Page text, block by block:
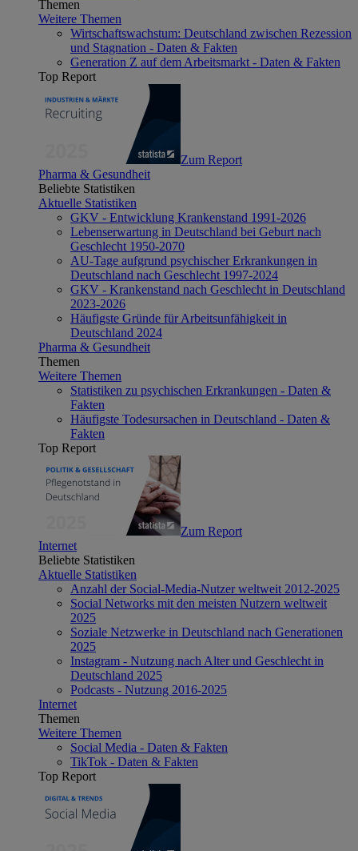
Themen
Weitere Themen
Wirtschaftswachstum: Deutschland zwischen Rezession
und Stagnation - Daten & Fakten
Generation Z auf dem Arbeitsmarkt - Daten & Fakten
Top Report
Zum Report
Pharma & Gesundheit
Beliebte Statistiken
Aktuelle Statistiken
GKV - Entwicklung Krankenstand 1991-2026
Lebenserwartung in Deutschland bei Geburt nach
Geschlecht 1950-2070
AU-Tage aufgrund psychischer Erkrankungen in
Deutschland nach Geschlecht 1997-2024
GKV - Krankenstand nach Geschlecht in Deutschland
2023-2026
Häufigste Gründe für Arbeitsunfähigkeit in
Deutschland 2024
Pharma & Gesundheit
Themen
Weitere Themen
Statistiken zu psychischen Erkrankungen - Daten &
Fakten
Häufigste Todesursachen in Deutschland - Daten &
Fakten
Top Report
Zum Report
Internet
Beliebte Statistiken
Aktuelle Statistiken
Anzahl der Social-Media-Nutzer weltweit 2012-2025
Social Networks mit den meisten Nutzern weltweit
2025
Soziale Netzwerke in Deutschland nach Generationen
2025
Instagram - Nutzung nach Alter und Geschlecht in
Deutschland 2025
Podcasts - Nutzung 2016-2025
Internet
Themen
Weitere Themen
Social Media - Daten & Fakten
TikTok - Daten & Fakten
Top Report